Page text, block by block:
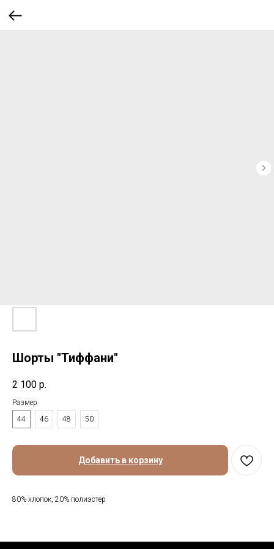
Шорты "Тиффани"
2 100 р.
Размер
44
46 48 50
Добавить в корзину
80% хлопок, 20% полиэстер